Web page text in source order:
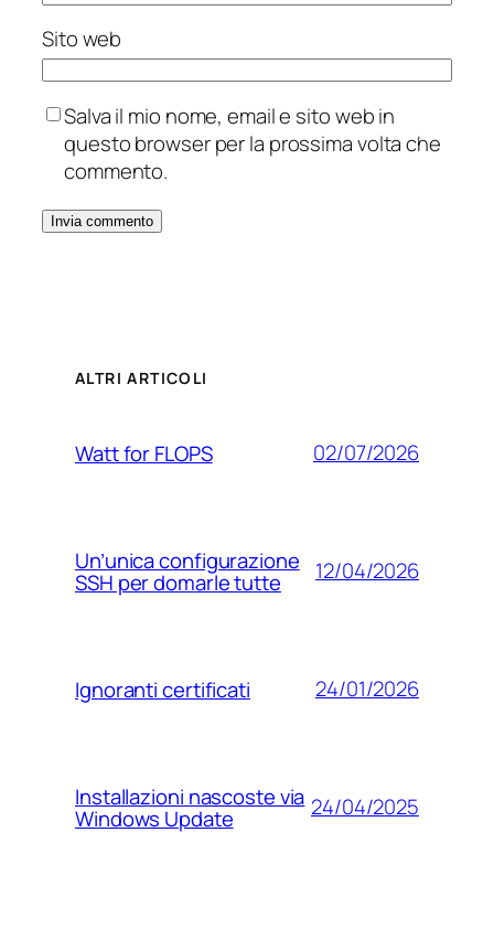
Sito web
Salva il mio nome, email e sito web in
questo browser per la prossima volta che
commento.
ALTRI ARTICOLI
Watt for FLOPS 02/07/2026
Un’unica configurazione
SSH per domarle tutte 12/04/2026
Ignoranti certificati 24/01/2026
Installazioni nascoste via
Windows Update 24/04/2025